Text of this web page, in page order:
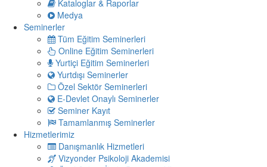
Kataloglar & Raporlar
Medya
Seminerler
Tüm Eğitim Seminerleri
Online Eğitim Seminerleri
Yurtiçi Eğitim Seminerleri
Yurtdışı Seminerler
Özel Sektör Seminerleri
E-Devlet Onaylı Seminerler
Seminer Kayıt
Tamamlanmış Seminerler
Hizmetlerimiz
Danışmanlık Hizmetleri
Vizyonder Psikoloji Akademisi